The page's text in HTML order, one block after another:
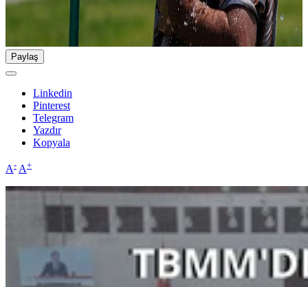
Paylaş
Linkedin
Pinterest
Telegram
Yazdır
Kopyala
A- A+